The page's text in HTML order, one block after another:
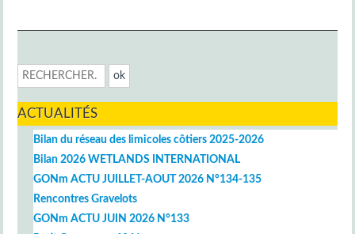
ACTUALITÉS
Bilan du réseau des limicoles côtiers 2025-2026
Bilan 2026 WETLANDS INTERNATIONAL
GONm ACTU JUILLET-AOUT 2026 N°134-135
Rencontres Gravelots
GONm ACTU JUIN 2026 N°133